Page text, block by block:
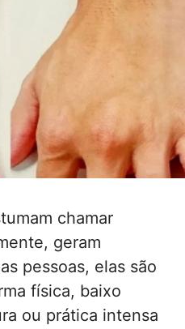
chamar
geram
pessoas, elas são
física, baixo
ou prática intensa